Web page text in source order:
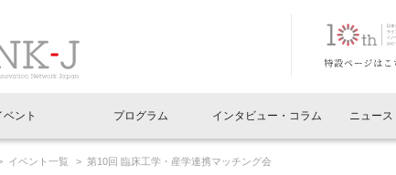
お知らせメール登録
ベント プログラム インタビュー・コラム ニュース
イベント一覧 第10回 臨床工学・産学連携マッチング会